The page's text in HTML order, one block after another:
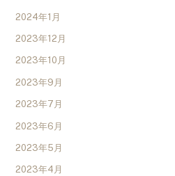
2024年1月
2023年12月
2023年10月
2023年9月
2023年7月
2023年6月
2023年5月
2023年4月